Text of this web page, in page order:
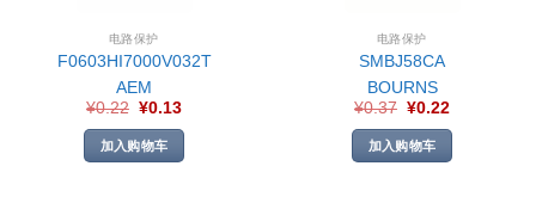
电路保护
F0603HI7000V032T
AEM
¥0.22 ¥0.13
加入购物车
电路保护
SMBJ58CA
BOURNS
¥0.37 ¥0.22
加入购物车